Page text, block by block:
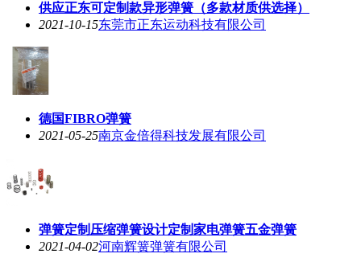
供应正东可定制款异形弹簧（多款材质供选择）
2021-10-15东莞市正东运动科技有限公司
德国FIBRO弹簧
2021-05-25南京金倍得科技发展有限公司
弹簧定制压缩弹簧设计定制家电弹簧五金弹簧
2021-04-02河南辉簧弹簧有限公司